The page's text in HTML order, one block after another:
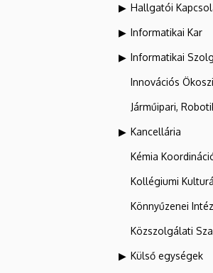
Hallgatói
Informatikai Kar
Informatikai
Innovációs
Járműipari,
Kancellária
Kémia
Kollégiumi
Könnyűzenei
Közszolgálati
Külső egységek